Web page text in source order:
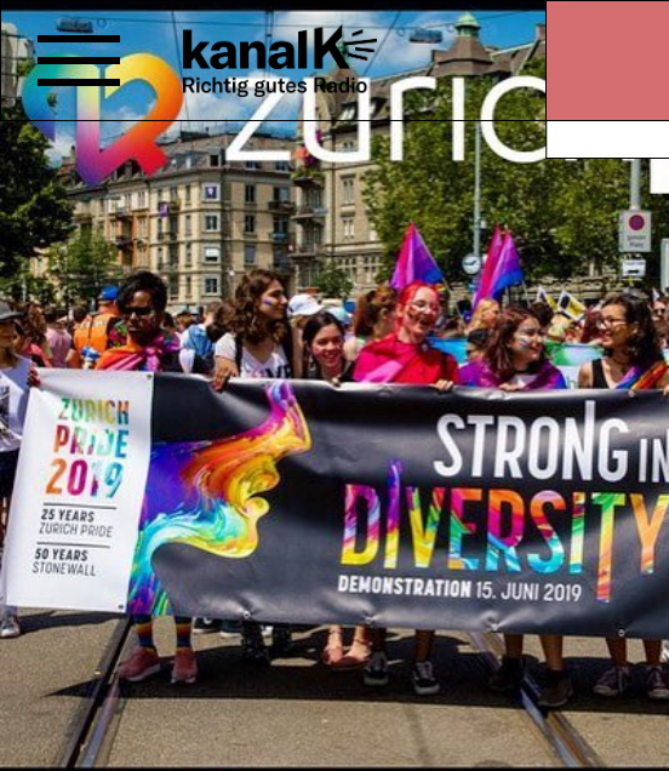
ZOOM – PRIDE @ HOME
DasZurichPride Festivalfindet dieses
des Coronavirus nicht statt. Für viele
Menschen bietet die Pride eine Art
Es ist das grosse Highlight des Jahres.
nehmen queere Organisationen,
Veranstalter*innen diese Absage auf?
hat nachgefragt.
PinkCross
ist die grösste Organisation für
und bisexuelle Männer der Schweiz. Sie ist
diversen politischen Aktivitäten involviert
der Pride natürlich mit. Die
Milchjugend
diverse Treffpunkte für junge queere
und leitet während des Festivals die